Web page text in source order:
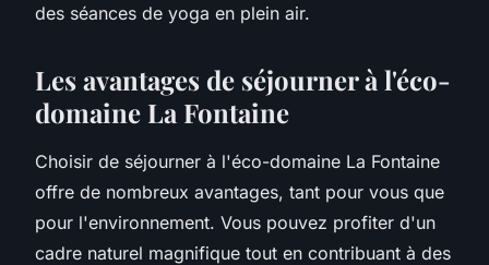
des séances de yoga en plein air.
Les avantages de séjourner à l'éco-
domaine La Fontaine
Choisir de séjourner à l'éco-domaine La Fontaine
offre de nombreux avantages, tant pour vous que
pour l'environnement. Vous pouvez profiter d'un
cadre naturel magnifique tout en contribuant à des